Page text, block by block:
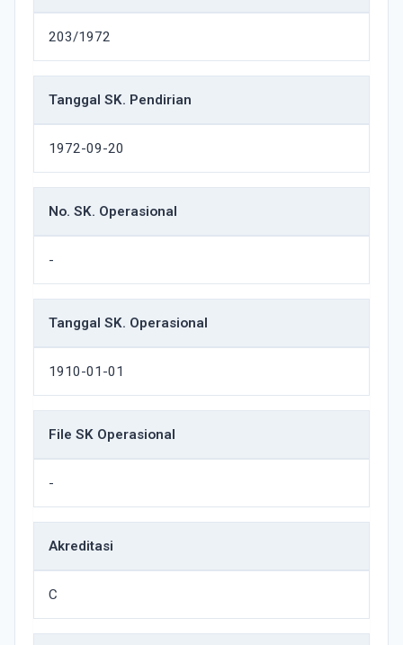
203/1972
Tanggal SK. Pendirian
1972-09-20
No. SK. Operasional
-
Tanggal SK. Operasional
1910-01-01
File SK Operasional
-
Akreditasi
C